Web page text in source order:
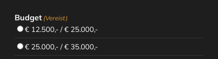
Budget (Vereist)
€ 12.500,- / € 25.000,-
€ 25.000,- / € 35.000,-